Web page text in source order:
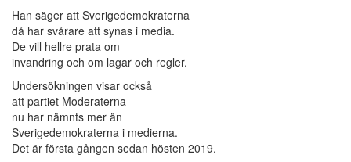
Han säger att Sverigedemokraterna
då har svårare att synas i media.
De vill hellre prata om
invandring och om lagar och regler.
Undersökningen visar också
att partiet Moderaterna
nu har nämnts mer än
Sverigedemokraterna i medierna.
Det är första gången sedan hösten 2019.